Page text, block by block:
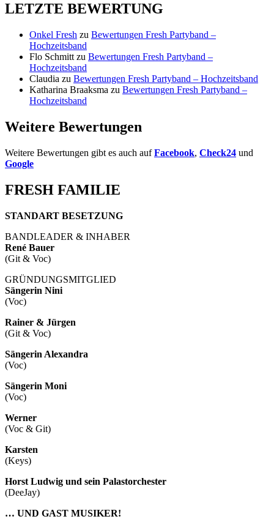
Alleinunterhalter, Hochzeitssänger, Duo,
Trio oder Band auch mit Deejay und
Fotobox im Raum Franken. Für
Hochzeiten, Trauung, Geburtstage und
Feierlichkeiten aller Art
LETZTE BEWERTUNG
Onkel Fresh zu Bewertungen Fresh Partyband –
Hochzeitsband
Flo Schmitt zu Bewertungen Fresh Partyband –
Hochzeitsband
Claudia zu Bewertungen Fresh Partyband – Hochzeitsband
Katharina Braaksma zu Bewertungen Fresh Partyband –
Hochzeitsband
Weitere Bewertungen
Weitere Bewertungen gibt es auch aufFacebook, Check24 und
Google
FRESH FAMILIE
STANDART BESETZUNG
BANDLEADER & INHABER
René Bauer
(Git & Voc)
GRÜNDUNGSMITGLIED
Sängerin Nini
(Voc)
Rainer & Jürgen
(Git & Voc)
Sängerin Alexandra
(Voc)
Sängerin Moni
(Voc)
Werner
(Voc & Git)
Karsten
(Keys)
Horst Ludwig und sein Palastorchester
(DeeJay)
… UND GAST MUSIKER!